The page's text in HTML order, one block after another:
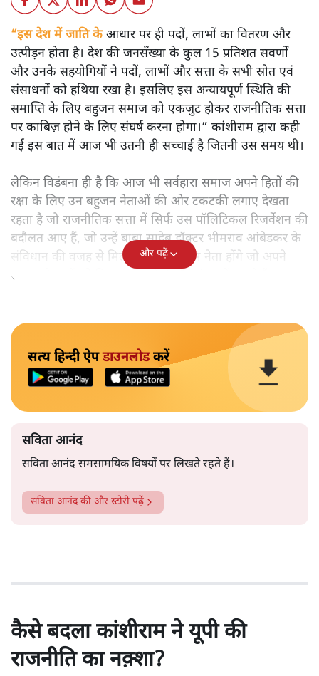
“इस देश में जाति केआधार पर ही पदों, लाभों का वितरण और
उत्पीड़न होता है। देश की जनसँख्या के कुल 15 प्रतिशत सवर्णों
और उनके सहयोगियों ने पदों, लाभों और सत्ता के सभी स्रोत एवं
संसाधनों को हथिया रखा है। इसलिए इस अन्यायपूर्ण स्थिति की
समाप्ति के लिए बहुजन समाज को एकजुट होकर राजनीतिक सत्ता
पर काबिज़ होने के लिए संघर्ष करना होगा।” कांशीराम द्वारा कही
गई इस बात में आज भी उतनी ही सच्चाई है जितनी उस समय थी।
लेकिन विडंबना ही है कि आज भी सर्वहारा समाज अपने हितों की
रक्षा के लिए उन बहुजन नेताओं की ओर टकटकी लगाए देखता
रहता है जो राजनीतिक सत्ता में सिर्फ उस पॉलिटिकल रिजर्वेशन की
बदौलत आए हैं, जो उन्हें बाबा साहेब डॉक्टर भीमराव आंबेडकर के
संविधान की वजह से मिला। ऐसे बहुत कम नेता होंगे जो अपने
समाज के मुद्दों को विधानसभाओं में और संसद में उठाते हैं।
और पढ़ें
सत्य हिन्दी ऐपडाउनलोडकरें
सविता आनंद
सविता आनंद समसामयिक विषयों पर लिखते रहते हैं।
सविता आनंदकी और स्टोरी पढ़ें
कैसे बदला कांशीराम ने यूपी की
राजनीति का नक़्शा?